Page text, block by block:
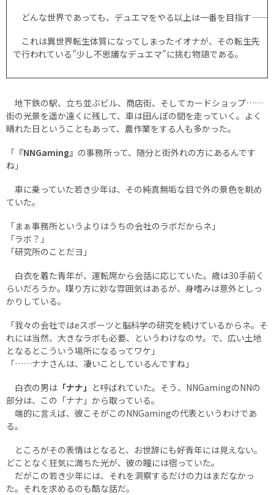
どんな世界であっても、デュエマをやる以上は一番を目指す――
これは異世界転生体質になってしまったイオナが、その転生先
で行われている”少し不思議なデュエマ”に挑む物語である。
地下鉄の駅、立ち並ぶビル、商店街、そしてカードショップ……
街の光景を遥か遠くに残して、車は田んぼの間を走っていく。よく
晴れた日ということもあって、農作業をする人も多かった。
「 『NNGaming』 の事務所って、随分と街外れの方にあるんです
ね」
車に乗っていた若き少年は、その純真無垢な目で外の景色を眺め
ていた。
「まぁ事務所というよりはうちの会社のラボだからネ」
「ラボ？」
「研究所のことだヨ」
白衣を着た青年が、運転席から会話に応じていた。歳は30手前く
らいだろうか。喋り方に妙な雰囲気はあるが、身嗜みは意外としっ
かりしている。
「我々の会社ではeスポーツと脳科学の研究を続けているからネ。そ
れには当然、大きなラボも必要、というわけなのサ。で、広い土地
となるとこういう場所になるってワケ」
「……ナナさんは、凄いことしているんですね」
白衣の男は 「ナナ」 と呼ばれていた。そう、NNGamingのNNの
部分は、この「ナナ」から取っている。
端的に言えば、彼こそがこのNNGamingの代表というわけであ
る。
ところがその表情はとなると、お世辞にも好青年には見えない。
どことなく狂気に満ちた光が、彼の瞳には宿っていた。
だがこの若き少年には、それを洞察するだけの力はまだなかっ
た。それを求めるのも酷な話だ。